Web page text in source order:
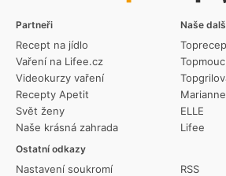
Partneři
Recept na jídlo
Vaření na Lifee.cz
Videokurzy vaření
Recepty Apetit
Svět ženy
Naše krásná zahrada
Ostatní odkazy
Nastavení soukromí
RSS
Naše
Marianne
ELLE
Lifee